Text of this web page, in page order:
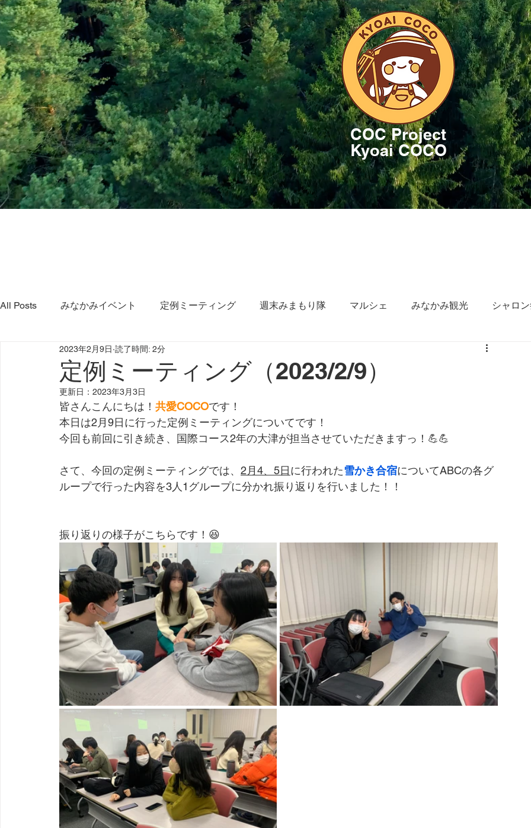
COC Project
Kyoai COCO
All Posts みなかみイベント 定例ミーティング 週末みまもり隊 マルシェ みなかみ観光 シャロ
やま・さと応緑隊 イベント fm gunma
みなかみ町観光協会 プロジェクト ダム放流
利根沼田宝物グランプリ大会 インタビュー
定例ミーティング（2023/2/9）
2023年2月9日 読了時間: 2分
更新日： 2023年3月3日
皆さんこんにちは！ 共愛COCOです！
本日は2月9日に行った定例ミーティングについてです！
今回も前回に引き続き、国際コース2年の大津が担当させていただきますっ！💪💪
さて、今回の定例ミーティングでは、 2月4、5日に行われた雪かき合宿についてABCの各グ
ループで行った内容を3人1グループに分かれ振り返りを行いました！！
振り返りの様子がこちらです！😆